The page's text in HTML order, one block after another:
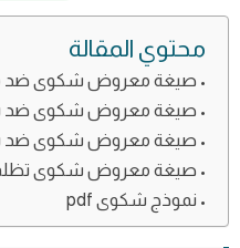
محتوي المقالة
صيغة معروض شكوى ضد
صيغة معروض شكوى
صيغة معروض شكوى ضد
صيغة معروض شكوى
نموذج شكوى pdf